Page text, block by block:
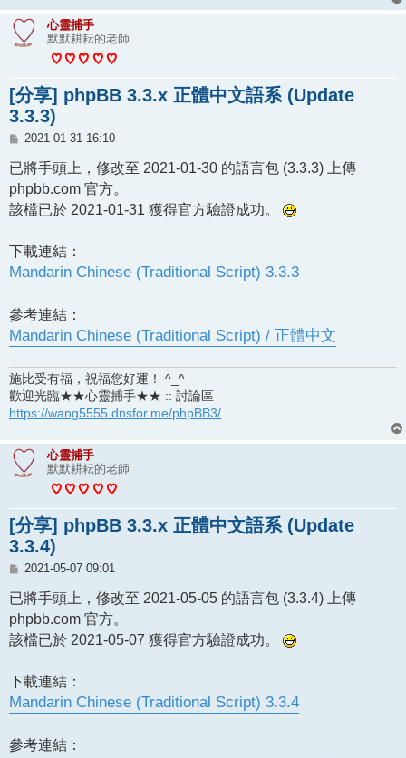
心靈捕手
默默耕耘的老師
[分享] phpBB 3.3.x 正體中文語系 (Update
3.3.3)
文
2021-01-31 16:10
已將手頭上，修改至 2021-01-30 的語言包 (3.3.3) 上傳
phpbb.com 官方。
該檔已於 2021-01-31 獲得官方驗證成功。
下載連結：
Mandarin Chinese (Traditional Script) 3.3.3
參考連結：
Mandarin Chinese (Traditional Script) / 正體中文
施比受有福，祝福您好運！ ^_^
歡迎光臨★★心靈捕手★★ :: 討論區
https://wang5555.dnsfor.me/phpBB3/
心靈捕手
默默耕耘的老師
[分享] phpBB 3.3.x 正體中文語系 (Update
3.3.4)
文
2021-05-07 09:01
已將手頭上，修改至 2021-05-05 的語言包 (3.3.4) 上傳
phpbb.com 官方。
該檔已於 2021-05-07 獲得官方驗證成功。
下載連結：
Mandarin Chinese (Traditional Script) 3.3.4
參考連結：